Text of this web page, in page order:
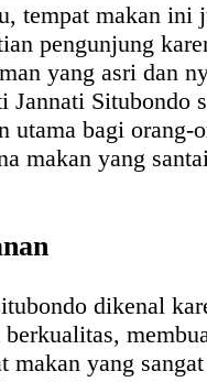
tempat makan ini
pengunjung
yang asri dan
Jannati Situbondo
utama bagi orang-
makan yang
dikenal
makan yang sangat